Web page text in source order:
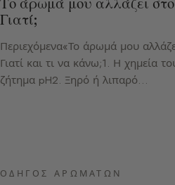
Γιατί;
Περιεχόμενα«Το άρωμά μου
Γιατί και τι να κάνω;1. Η χημεία
ζήτημα pH2. Ξηρό ή λιπαρό…
ΟΔΗΓΌΣ ΑΡΩΜΆΤΩΝ